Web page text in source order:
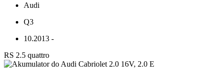
Audi
Q3
10.2013 -
RS 2.5 quattro